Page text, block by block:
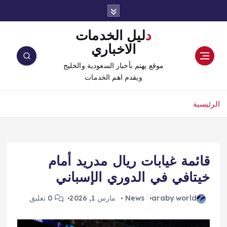
دليل الخدمات
الاخباري
موقع يهتم بأخبار السعودية والخليج
ويقدم اهم الخدمات
الرئيسية
قائمة غيابات ريال مدريد أمام
خيتافي في الدوري الإسباني
araby world
News مارس 1, 2026